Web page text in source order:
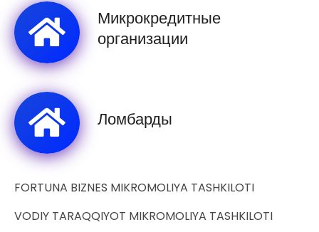
Микрокредитные
организации
Ломбарды
FORTUNA BIZNES MIKROMOLIYA TASHKILOTI
VODIY TARAQQIYOT MIKROMOLIYA TASHKILOTI